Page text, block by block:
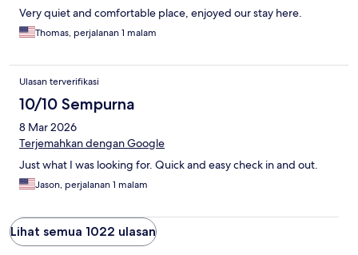
Very quiet and comfortable place, enjoyed our stay here.
Thomas, perjalanan 1 malam
Ulasan terverifikasi
10/10 Sempurna
8 Mar 2026
Terjemahkan dengan Google
Just what I was looking for. Quick and easy check in and out.
Jason, perjalanan 1 malam
Lihat semua 1022 ulasan